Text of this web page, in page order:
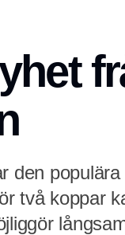
den
två koppar